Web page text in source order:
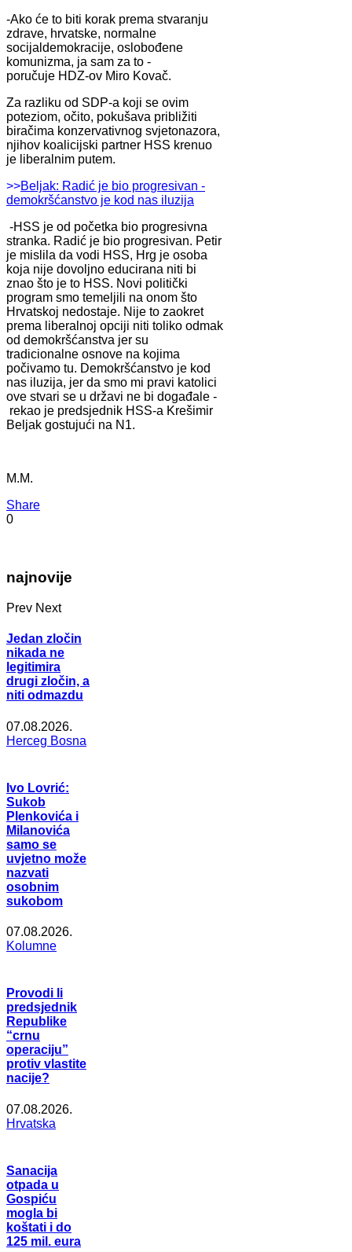
-Ako će to biti korak prema stvaranju
zdrave, hrvatske, normalne
socijaldemokracije, oslobođene
komunizma, ja sam za to -
poručuje HDZ-ov Miro Kovač.
Za razliku od SDP-a koji se ovim
poteziom, očito, pokušava približiti
biračima konzervativnog svjetonazora,
njihov koalicijski partner HSS krenuo
je liberalnim putem.
>>Beljak: Radić je bio progresivan -
demokršćanstvo je kod nas iluzija
-HSS je od početka bio progresivna
stranka. Radić je bio progresivan. Petir
je mislila da vodi HSS, Hrg je osoba
koja nije dovoljno educirana niti bi
znao što je to HSS. Novi politički
program smo temeljili na onom što
Hrvatskoj nedostaje. Nije to zaokret
prema liberalnoj opciji niti toliko odmak
od demokršćanstva jer su
tradicionalne osnove na kojima
počivamo tu. Demokršćanstvo je kod
nas iluzija, jer da smo mi pravi katolici
ove stvari se u državi ne bi događale -
rekao je predsjednik HSS-a Krešimir
Beljak gostujući na N1.
M.M.
Share
0
najnovije
Prev Next
Jedan zločin
nikada ne
legitimira
drugi zločin, a
niti odmazdu
07.08.2026.
Herceg Bosna
Ivo Lovrić:
Sukob
Plenkovića i
Milanovića
samo se
uvjetno može
nazvati
osobnim
sukobom
07.08.2026.
Kolumne
Provodi li
predsjednik
Republike
“crnu
operaciju”
protiv vlastite
nacije?
07.08.2026.
Hrvatska
Sanacija
otpada u
Gospiću
mogla bi
koštati i do
125 mil. eura